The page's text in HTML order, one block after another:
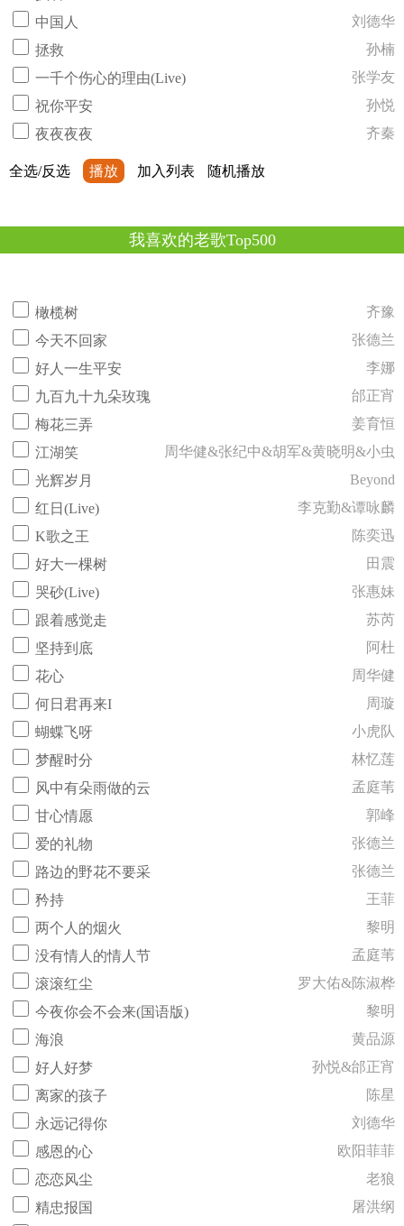
中国人
刘德华
拯救
孙楠
一千个伤心的理由(Live)
张学友
祝你平安
孙悦
夜夜夜夜
齐秦
全选/反选 播放 加入列表 随机播放
我喜欢的老歌Top500
橄榄树
齐豫
今天不回家
张德兰
好人一生平安
李娜
九百九十九朵玫瑰
邰正宵
梅花三弄
姜育恒
江湖笑
周华健&张纪中&胡军&黄晓明&小虫
光辉岁月
Beyond
红日(Live)
李克勤&谭咏麟
K歌之王
陈奕迅
好大一棵树
田震
哭砂(Live)
张惠妹
跟着感觉走
苏芮
坚持到底
阿杜
花心
周华健
何日君再来I
周璇
蝴蝶飞呀
小虎队
梦醒时分
林忆莲
风中有朵雨做的云
孟庭苇
甘心情愿
郭峰
爱的礼物
张德兰
路边的野花不要采
张德兰
矜持
王菲
两个人的烟火
黎明
没有情人的情人节
孟庭苇
滚滚红尘
罗大佑&陈淑桦
今夜你会不会来(国语版)
黎明
海浪
黄品源
好人好梦
孙悦&邰正宵
离家的孩子
陈星
永远记得你
刘德华
感恩的心
欧阳菲菲
恋恋风尘
老狼
精忠报国
屠洪纲